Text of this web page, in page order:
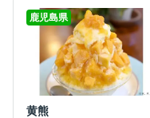
鹿児島県
黄熊